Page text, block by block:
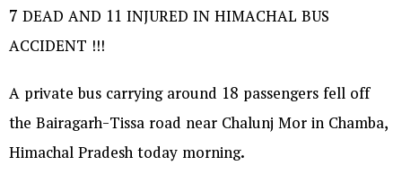
7 DEAD AND 11 INJURED IN HIMACHAL BUS
ACCIDENT !!!
A private bus carrying around 18 passengers fell off
the Bairagarh-Tissa road near Chalunj Mor in Chamba,
Himachal Pradesh today morning.